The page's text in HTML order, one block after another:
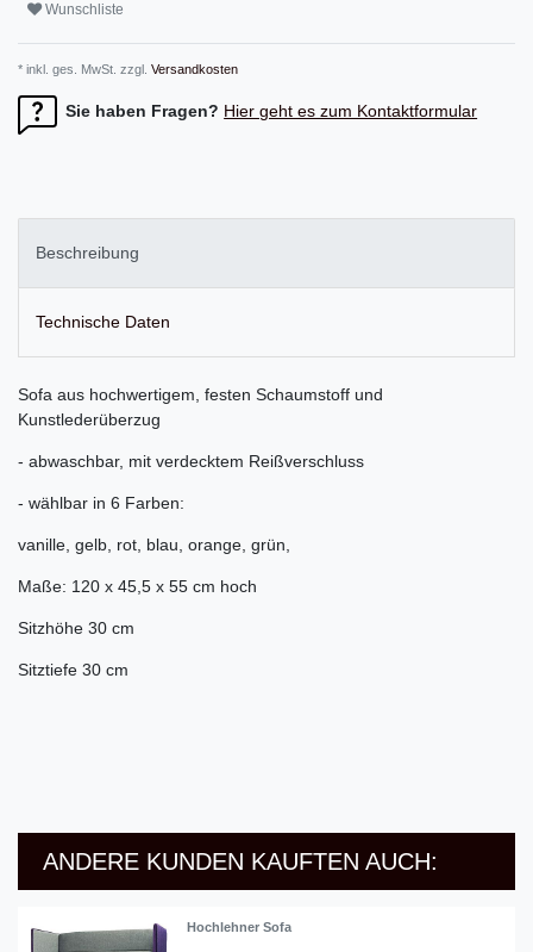
Wunschliste
* inkl. ges. MwSt. zzgl. Versandkosten
Sie haben Fragen? Hier geht es zum Kontaktformular
Beschreibung
Technische Daten
Sofa aus hochwertigem, festen Schaumstoff und
Kunstlederüberzug
- abwaschbar, mit verdecktem Reißverschluss
- wählbar in 6 Farben:
vanille, gelb, rot, blau, orange, grün,
​Maße: 120 x 45,5 x 55 cm hoch
Sitzhöhe 30 cm
Sitztiefe 30 cm
ANDERE KUNDEN KAUFTEN AUCH:
Hochlehner Sofa